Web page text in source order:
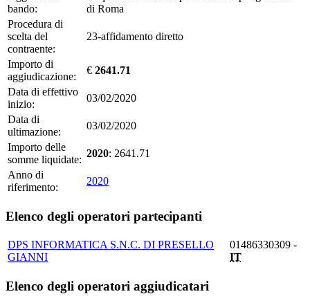
bando:
di Roma
Procedura di
scelta del
contraente:
23-affidamento diretto
Importo di
aggiudicazione:
€ 2641.71
Data di effettivo
inizio:
03/02/2020
Data di
ultimazione:
03/02/2020
Importo delle
somme liquidate:
2020: 2641.71
Anno di
riferimento:
2020
Elenco degli operatori partecipanti
DPS INFORMATICA S.N.C. DI PRESELLO
GIANNI
01486330309 -
IT
Elenco degli operatori aggiudicatari